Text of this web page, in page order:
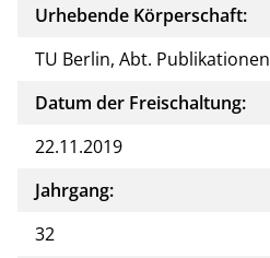
Urhebende Körperschaft:
TU Berlin, Abt. Publikationen
Datum der Freischaltung:
22.11.2019
Jahrgang:
32